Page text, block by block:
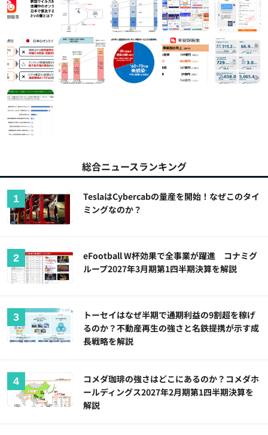
総合ニュースランキング
TeslaはCybercabの量産を開始！なぜこのタイ
ミングなのか？
eFootball W杯効果で全事業が躍進 コナミグ
ループ2027年3月期第1四半期決算を解説
トーセイはなぜ半期で通期利益の9割超を稼げ
るのか？不動産再生の強さと名鉄提携が示す成
長戦略を解説
コメダ珈琲の強さはどこにあるのか？コメダホ
ールディングス2027年2月期第1四半期決算を
解説